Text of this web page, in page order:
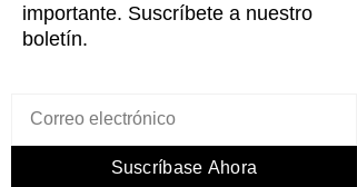
importante. Suscríbete a nuestro
boletín.
Suscríbase Ahora